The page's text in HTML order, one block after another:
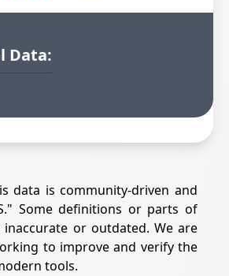
Data:
data is community-driven and
Some definitions or parts of
inaccurate or outdated. We are
to improve and verify the
tools.